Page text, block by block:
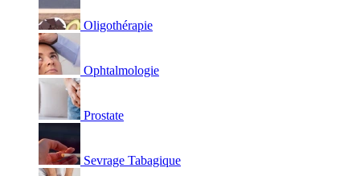
Oligothérapie
Ophtalmologie
Prostate
Sevrage Tabagique